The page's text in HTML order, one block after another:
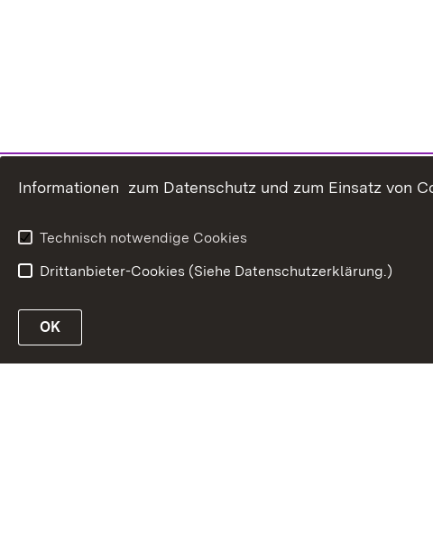
Informationen zum Datenschutz und zum Einsatz von
Technisch notwendige Cookies
Drittanbieter-Cookies (Siehe Datenschutzerklärung.)
OK